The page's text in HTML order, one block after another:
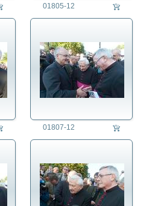
01805-12
01807-12